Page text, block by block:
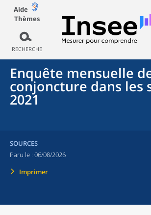
Aide
Thèmes
RECHERCHE
Enquête mensuelle
conjoncture dans les
2021
SOURCES
Paru le : 06/08/2026
Imprimer